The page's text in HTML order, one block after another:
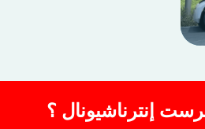
إنترناشيونال ؟